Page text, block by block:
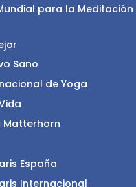
para la Meditación
Sano
de Yoga
Matterhorn
España
Internacional